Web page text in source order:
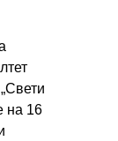
на 16